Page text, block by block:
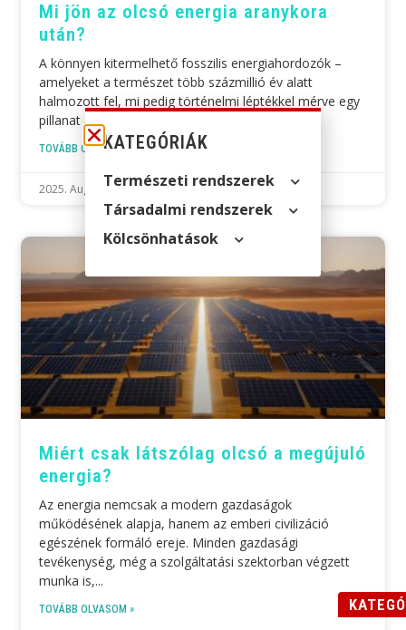
Mi jön az olcsó energia aranykora
után?
A könnyen kitermelhető fosszilis energiahordozók –
amelyeket a természet több százmillió év alatt
halmozott fel, mi pedig történelmi léptékkel mérve egy
pillanat alatt felélünk –
TOVÁBB OLVASOM »
2025. August 24.
Miért csak látszólag olcsó a megújuló
energia?
Az energia nemcsak a modern gazdaságok
működésének alapja, hanem az emberi civilizáció
egészének formáló ereje. Minden gazdasági
tevékenység, még a szolgáltatási szektorban végzett
munka is,
TOVÁBB OLVASOM »
KATEGÓRIÁK
Természeti rendszerek
Társadalmi rendszerek
Kölcsön­hatások